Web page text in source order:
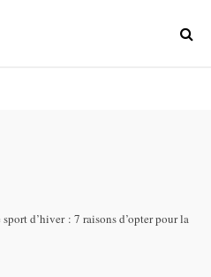
d’hiver : 7 raisons d’opter pour la